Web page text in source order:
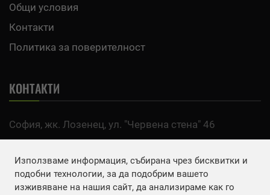
Общи условия
Контакти
Политика за поверителност
КОНТАКТИ
София, жк. Лозенец, ул. "Червена стена" 46
Email: office@agro.bg
Използваме информация, събирана чрез бисквитки и
подобни технологии, за да подобрим вашето
изживяване на нашия сайт, да анализираме как го